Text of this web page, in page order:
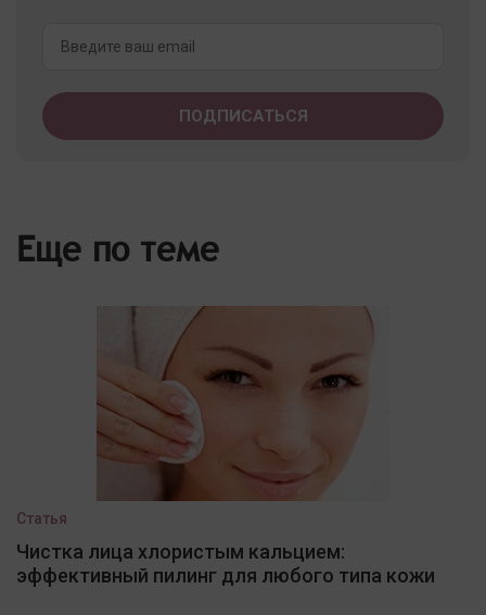
Еще по теме
Статья
Чистка лица хлористым кальцием:
эффективный пилинг для любого типа кожи